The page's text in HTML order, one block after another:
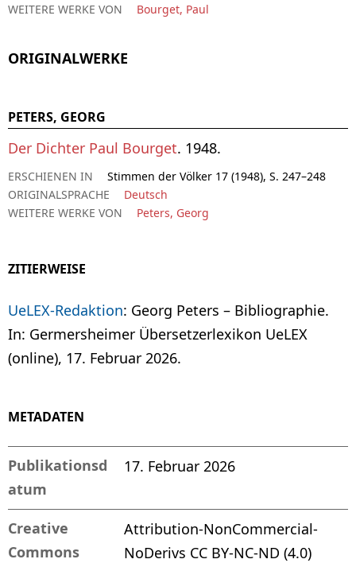
WEITERE WERKE VON
Bourget, Paul
ORIGINALWERKE
PETERS, GEORG
Der Dichter Paul Bourget. 1948.
ERSCHIENEN IN
Stimmen der Völker 17 (1948), S. 247–248
ORIGINALSPRACHE
Deutsch
WEITERE WERKE VON
Peters, Georg
ZITIERWEISE
UeLEX-Redaktion: Georg Peters – Bibliographie.
In: Germersheimer Übersetzerlexikon UeLEX
(online), 17. Februar 2026.
METADATEN
Publikationsd
atum
17. Februar 2026
Creative
Commons
Attribution-NonCommercial-
NoDerivs CC BY-NC-ND (4.0)